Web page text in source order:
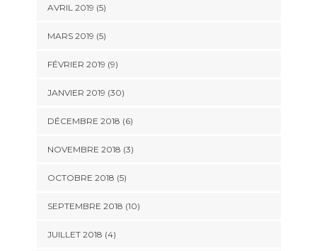
AVRIL 2019 (5)
MARS 2019 (5)
FÉVRIER 2019 (9)
JANVIER 2019 (30)
DÉCEMBRE 2018 (6)
NOVEMBRE 2018 (3)
OCTOBRE 2018 (5)
SEPTEMBRE 2018 (10)
JUILLET 2018 (4)